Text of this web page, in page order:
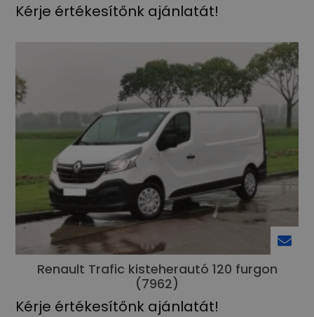
Kérje értékesítőnk ajánlatát!
Renault Trafic kisteherautó 120 furgon
(7962)
Kérje értékesítőnk ajánlatát!